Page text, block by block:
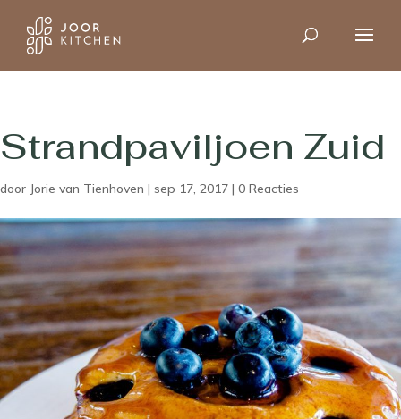
Strandpaviljoen Zuid
door Jorie van Tienhoven | sep 17, 2017 | 0 Reacties